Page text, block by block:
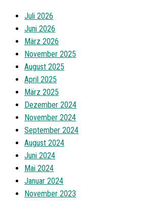
Juli 2026
Juni 2026
März 2026
November 2025
August 2025
April 2025
März 2025
Dezember 2024
November 2024
September 2024
August 2024
Juni 2024
Mai 2024
Januar 2024
November 2023